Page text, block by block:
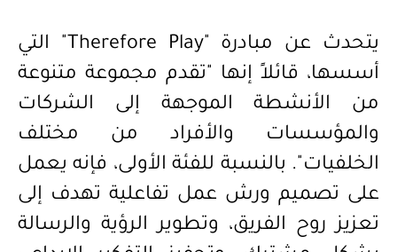
يتحدث عن مبادرة "Therefore Play
" التي
أسسها، قائلاً إنها " تقدم مجموعة متنوعة
من الأنشطة الموجهة إلى الشركات
والمؤسسات والأفراد من مختلف
الخلفيات". بالنسبة للفئة الأولى، فإنه يعمل
على تصميم ورش عمل تفاعلية تهدف إلى
تعزيز روح الفريق، وتطوير الرؤية والرسالة